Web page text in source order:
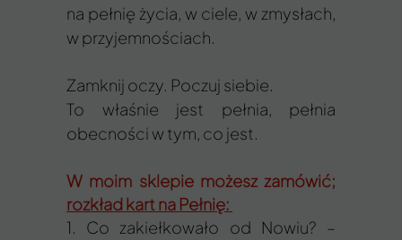
na pełnię życia, w ciele, w zmysłach,
w przyjemnościach.
Zamknij oczy. Poczuj siebie.
To właśnie jest pełnia, pełnia
obecności w tym, co jest.
W moim sklepie możesz zamówić;
rozkład kart na Pełnię:
1. Co zakiełkowało od Nowiu? –